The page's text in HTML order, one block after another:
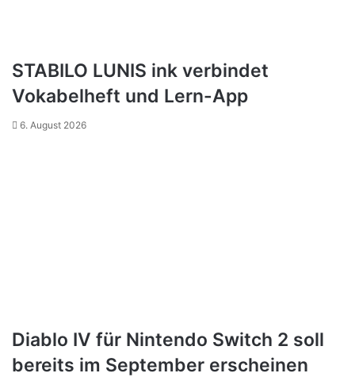
STABILO LUNIS ink verbindet
Vokabelheft und Lern-App
6. August 2026
Diablo IV für Nintendo Switch 2 soll
bereits im September erscheinen